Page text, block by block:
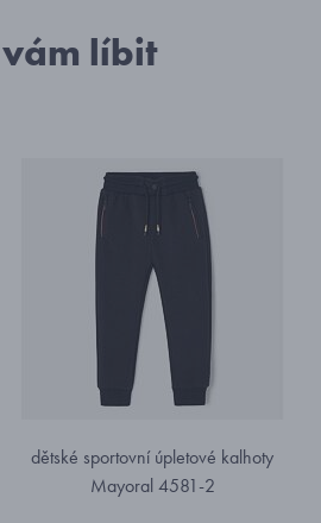
líbit
dětské sportovní úpletové kalhoty
Mayoral 4581-2